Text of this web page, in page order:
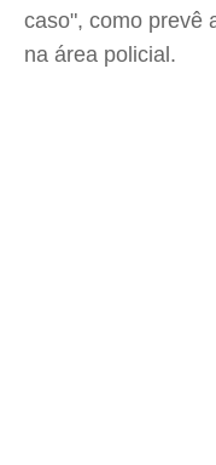
caso", como prevê
na área policial.